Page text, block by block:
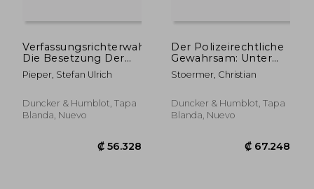
₡ 86.166 ₡
Verfassungsrichterwahlen:
Die Besetzung Der
Richterbank Des
Bundesverfassungsgerichts
Des Europaischen
Gerichtshofes Sowie
Pieper, Stefan Ulrich
Duncker & Humblot, Tapa
Blanda, Nuevo
Der Polizeirechtliche
Gewahrsam: Unter
Besonderer
Berucksichtigung Des
(en Alemán)
Stoermer, Christian
Duncker & Humblot, Tapa
Blanda, Nuevo